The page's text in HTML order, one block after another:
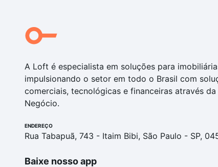
A Loft é especialista em soluções para
impulsionando o setor em todo o Brasil com
comerciais, tecnológicas e financeiras através
Negócio.
ENDEREÇO
Rua Tabapuã, 743 - Itaim Bibi, São Paulo - SP,
Baixe nosso app